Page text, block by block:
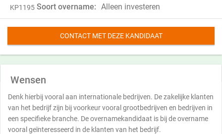
KP1195 Soort overname: Alleen investeren
CONTACT MET DEZE KANDIDAAT
Wensen
Denk hierbij vooral aan internationale bedrijven. De zakelijke klanten
van het bedrijf zijn bij voorkeur vooral grootbedrijven en bedrijven in
een specifieke branche. De overnamekandidaat is bij de overname
vooral geïnteresseerd in de klanten van het bedrijf.